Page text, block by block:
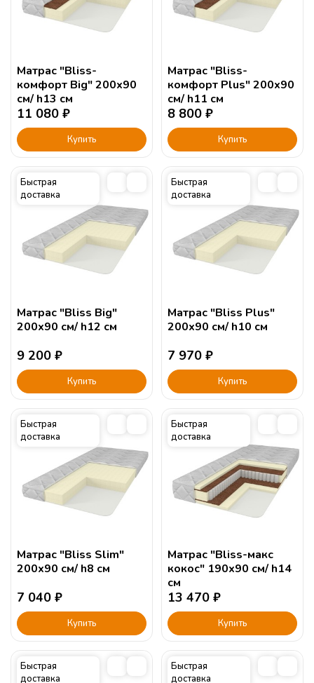
Матрас "Bliss-
комфорт Big" 200х90
см/ h13 см
11 080 ₽
Купить
Матрас "Bliss-
комфорт Plus" 200х90
см/ h11 см
8 800 ₽
Купить
Быстрая
доставка
Матрас "Bliss Big"
200х90 см/ h12 см
9 200 ₽
Купить
Быстрая
доставка
Матрас "Bliss Plus"
200х90 см/ h10 см
7 970 ₽
Купить
Быстрая
доставка
Матрас "Bliss Slim"
200х90 см/ h8 см
7 040 ₽
Купить
Быстрая
доставка
Матрас "Bliss-макс
кокос" 190х90 см/ h14
см
13 470 ₽
Купить
Быстрая
доставка
Быстрая
доставка